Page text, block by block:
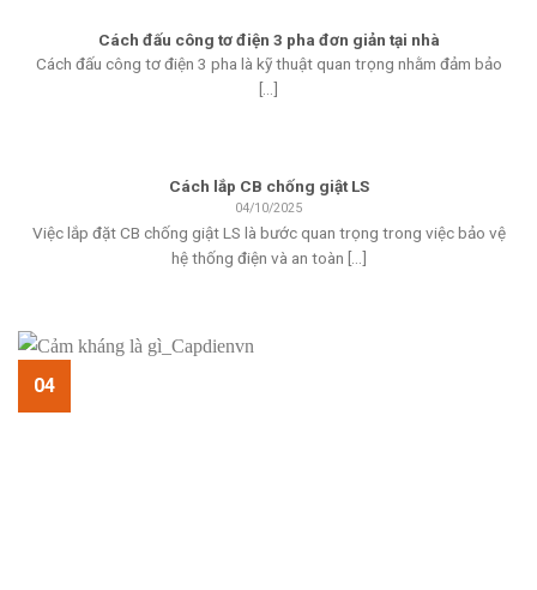
Cách đấu công tơ điện 3 pha đơn giản tại nhà
Cách đấu công tơ điện 3 pha là kỹ thuật quan trọng nhằm đảm bảo
[...]
Cách lắp CB chống giật LS
04/10/2025
Việc lắp đặt CB chống giật LS là bước quan trọng trong việc bảo vệ
hệ thống điện và an toàn [...]
04